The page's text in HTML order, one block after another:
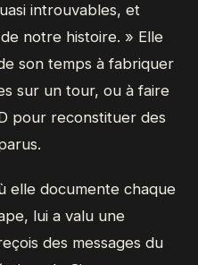
introuvables, et
notre histoire. » Elle
son temps à fabriquer
sur un tour, ou à faire
pour reconstituer des
elle documente chaque
lui a valu une
des messages du